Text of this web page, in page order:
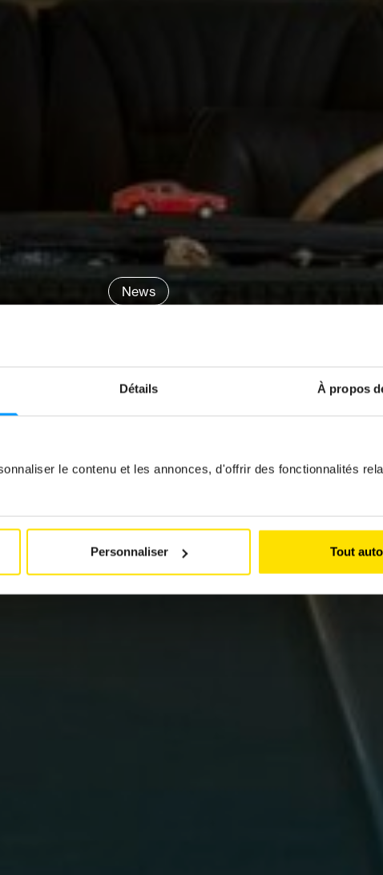
Détails À propos
le contenu et les annonces, d'offrir des fonctionnalités
Personnaliser Tout
News
BOULOT: “WE
CRAFTSMEN”